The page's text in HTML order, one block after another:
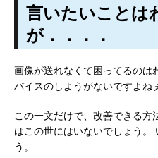
言いたいことは
が．．．．
画像が送れなくて困ってるのは
バイスのしようがないですよね
この一文だけで、改善できる方
はこの世にはいないでしょう。
う。